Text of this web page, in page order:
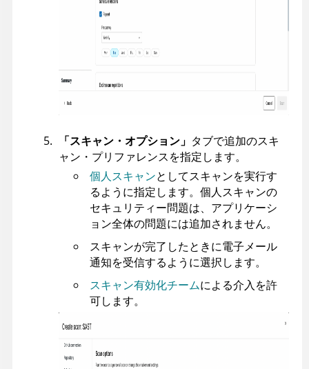
「スキャン・オプション」 タブで追加のスキ
ャン・プリファレンスを指定します。
個人スキャンとしてスキャンを実行す
るように指定します。個人スキャンの
セキュリティー問題は、アプリケーシ
ョン全体の問題には追加されません。
スキャンが完了したときに電子メール
通知を受信するように選択します。
スキャン有効化チームによる介入を許
可します。